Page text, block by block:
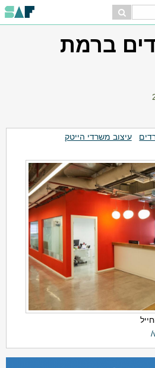
ברמת
עיצוב משרדי הייטק